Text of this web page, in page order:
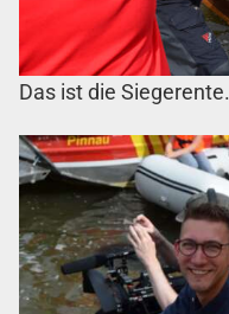
Das ist die Siegerente.